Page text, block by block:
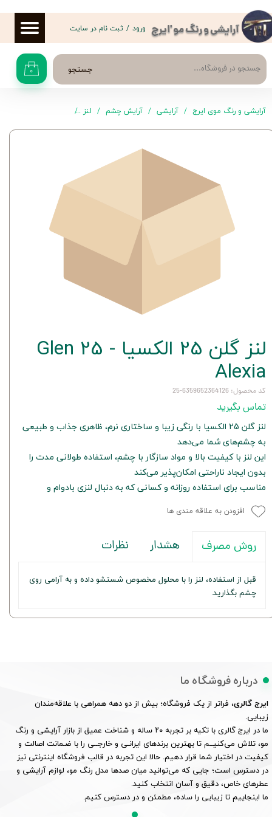
آرایشی و رنگ مو 'ایرج
جستجو ۰
ورود / ثبت نام در سایت
حساب کاربری من
تغییر گذر واژه
سفارشات
خروج از حساب کاربری
آرایشی و رنگ موی ایرج آرایشی آرایش چشم لنز
لنز گلن 25 الکسیا - Glen 25
Alexia
کد محصول: 6359652364126-25
تماس بگیرید
لنز گلن 25 الکسیا با رنگی زیبا و ساختاری نرم، ظاهری جذاب و طبیعی
به چشم‌های شما می‌دهد
این لنز با کیفیت بالا و مواد سازگار با چشم، استفاده طولانی مدت را
بدون ایجاد ناراحتی امکان‌پذیر می‌کند
مناسب برای استفاده روزانه و کسانی که به دنبال لنزی بادوام و
افزودن به علاقه مندی ها
روش مصرف هشدار نظرات
قبل از استفاده، لنز را با محلول مخصوص شستشو داده و به آرامی روی
چشم بگذارید.
درباره فروشگاه ما
ایرج گالری، فراتر از یک فروشگاه؛ بیش از دو دهه همراهی با علاقه‌مندان
زیبایی.
ما در ایرج گالری با تکیه بر تجربه ۲۰ ساله و شناخت عمیق از بازار آرایشی و رنگ
مو، تلاش می‌کنیــم تا بهترین برندهای ایرانـی و خارجــی را با ضـمانت اصالت و
کیفیت در اختیار شما قرار دهیم. حالا این تجربه در قالب فروشگاه اینترنتی نیز
در دسترس است؛ جایی که می‌توانید میان صدها مدل رنگ مو، لوازم آرایشی و
عطرهای خاص، دقیق و آسان انتخاب کنید.
ما اینجاییم تا زیبایی را ساده، مطمئن و در دسترس کنیم.